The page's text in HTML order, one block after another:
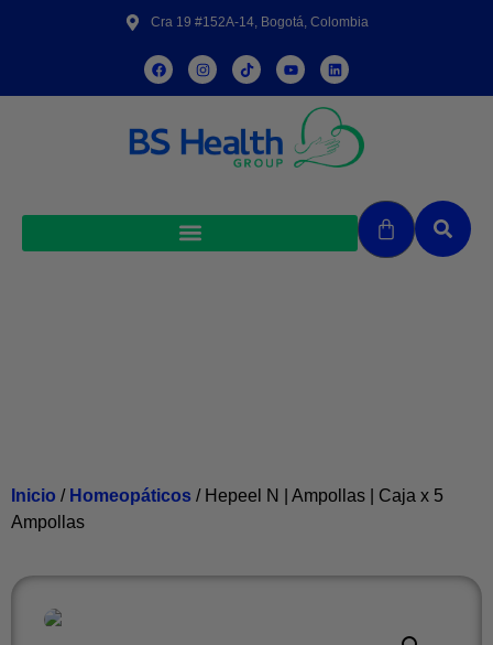
Cra 19 #152A-14, Bogotá, Colombia
Inicio / Homeopáticos / Hepeel N | Ampollas | Caja x 5
Ampollas